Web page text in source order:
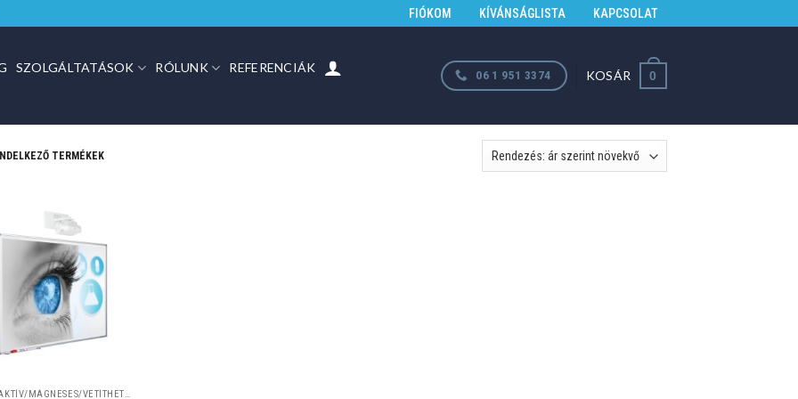
FIÓKOM KÍVÁNSÁGLISTA KAPCSOLAT
SZOLGÁLTATÁSOK RÓLUNK REFERENCIÁK 06 1 951 3374 KOSÁR 0
TERMÉKEK
INTERAKTÍV/MÁGNESES/VETÍTHETŐ TÁBLÁK